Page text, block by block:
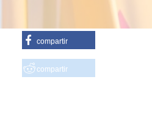
compartir
compartir